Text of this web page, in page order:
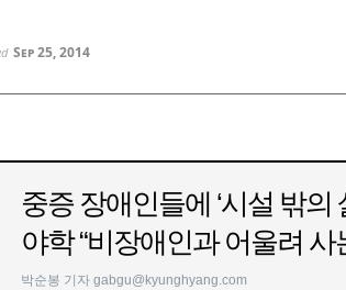
Sep 25, 2014
중증 장애인들에 ‘시설 밖의
야학 “비장애인과 어울려 사
박순봉 기자 gabgu@kyunghyang.com